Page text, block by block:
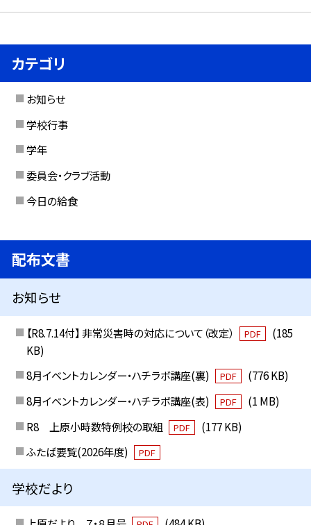
カテゴリ
お知らせ
学校行事
学年
委員会・クラブ活動
今日の給食
配布文書
お知らせ
【R8.7.14付】 非常災害時の対応について（改定） PDF
(185
KB)
8月イベントカレンダー・ハチラボ講座(裏)
PDF
(776 KB)
8月イベントカレンダー・ハチラボ講座(表)
PDF
(1 MB)
R8 上原小時数特例校の取組
PDF
(177 KB)
ふたば要覧(2026年度)
PDF
学校だより